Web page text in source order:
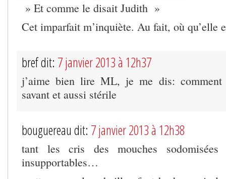
» Et comme le disait Judith »
Cet imparfait m’inquiète. Au fait, où qu’elle
bref dit: 7 janvier 2013 à 12h37
j’aime bien lire ML, je me dis: comment
savant et aussi stérile
bouguereau dit: 7 janvier 2013 à 12h38
tant les cris des mouches sodomisées
insupportables…